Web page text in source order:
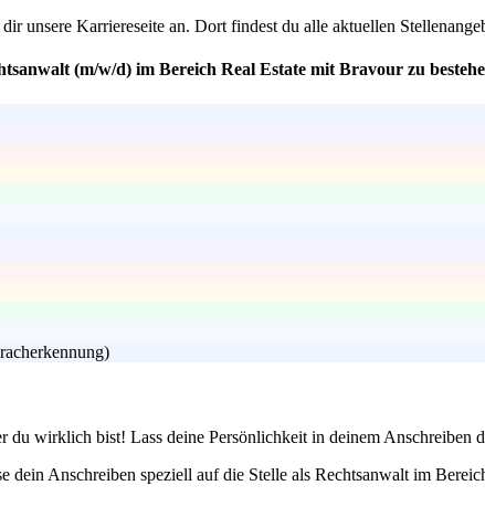
unsere Karriereseite an. Dort findest du alle aktuellen
(m/w/d) im Bereich Real Estate mit Bravour zu
wirklich bist! Lass deine Persönlichkeit in deinem Anschreiben
dein Anschreiben speziell auf die Stelle als Rechtsanwalt im